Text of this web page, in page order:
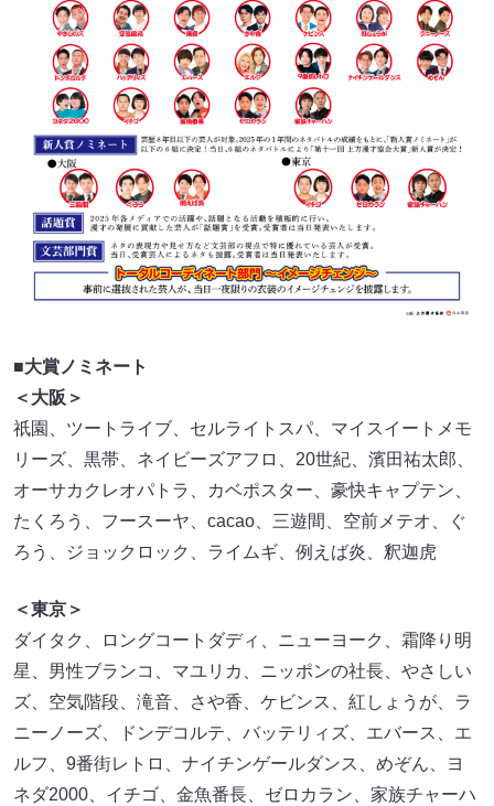
■大賞ノミネート
＜大阪＞
祇園、ツートライブ、セルライトスパ、マイスイートメモ
リーズ、黒帯、ネイビーズアフロ、20世紀、濱田祐太郎、
オーサカクレオパトラ、カベポスター、豪快キャプテン、
たくろう、フースーヤ、cacao、三遊間、空前メテオ、ぐ
ろう、ジョックロック、ライムギ、例えば炎、釈迦虎
＜東京＞
ダイタク、ロングコートダディ、ニューヨーク、霜降り明
星、男性ブランコ、マユリカ、ニッポンの社長、やさしい
ズ、空気階段、滝音、さや香、ケビンス、紅しょうが、ラ
ニーノーズ、ドンデコルテ、バッテリィズ、エバース、エ
ルフ、9番街レトロ、ナイチンゲールダンス、めぞん、ヨ
ネダ2000、イチゴ、金魚番長、ゼロカラン、家族チャーハ